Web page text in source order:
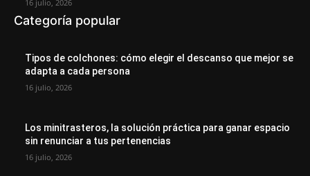
16 julio, 2026
Categoría popular
Tipos de colchones: cómo elegir el descanso que mejor se
adapta a cada persona
16 julio, 2026
Los minitrasteros, la solución práctica para ganar espacio
sin renunciar a tus pertenencias
16 julio, 2026